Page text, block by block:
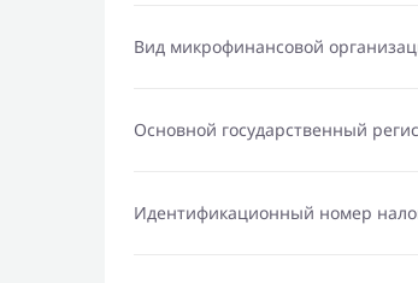
Вид микрофинансовой
Основной государственный
Идентификационный номер